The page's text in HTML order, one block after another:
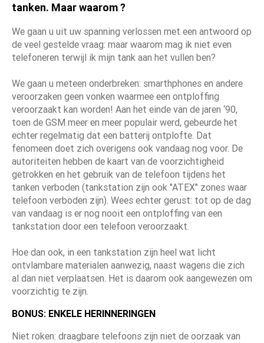
tanken. Maar waarom ?
We gaan u uit uw spanning verlossen met een antwoord op
de veel gestelde vraag: maar waarom mag ik niet even
telefoneren terwijl ik mijn tank aan het vullen ben?
We gaan u meteen onderbreken: smarthphones en andere
veroorzaken geen vonken waarmee een ontploffing
veroorzaakt kan worden! Aan het einde van de jaren ‘90,
toen de GSM meer en meer populair werd, gebeurde het
echter regelmatig dat een batterij ontplofte. Dat
fenomeen doet zich overigens ook vandaag nog voor. De
autoriteiten hebben de kaart van de voorzichtigheid
getrokken en het gebruik van de telefoon tijdens het
tanken verboden (tankstation zijn ook "ATEX" zones waar
telefoon verboden zijn). Wees echter gerust: tot op de dag
van vandaag is er nog nooit een ontploffing van een
tankstation door een telefoon veroorzaakt.
Hoe dan ook, in een tankstation zijn heel wat licht
ontvlambare materialen aanwezig, naast wagens die zich
al dan niet verplaatsen. Het is daarom ook aangewezen om
voorzichtig te zijn.
BONUS: ENKELE HERINNERINGEN
Niet roken: draagbare telefoons zijn niet de oorzaak van